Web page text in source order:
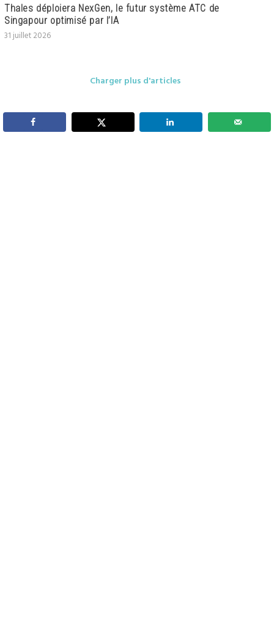
Thales déploiera NexGen, le futur système ATC de
Singapour optimisé par l’IA
31 juillet 2026
Charger plus d'articles